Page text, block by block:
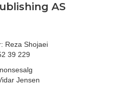
AS
Reza Shojaei
39 229
Jensen